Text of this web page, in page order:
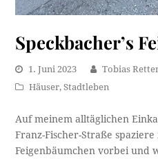
Speckbacher’s
1. Juni 2023
Tobias
Häuser,Stadtleben
Auf meinem alltäglichen
Franz-Fischer-Straße
Feigenbäumchen vorbei und